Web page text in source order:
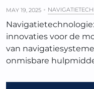
MAY 19, 2025
innovaties voor de
van
onmisbare